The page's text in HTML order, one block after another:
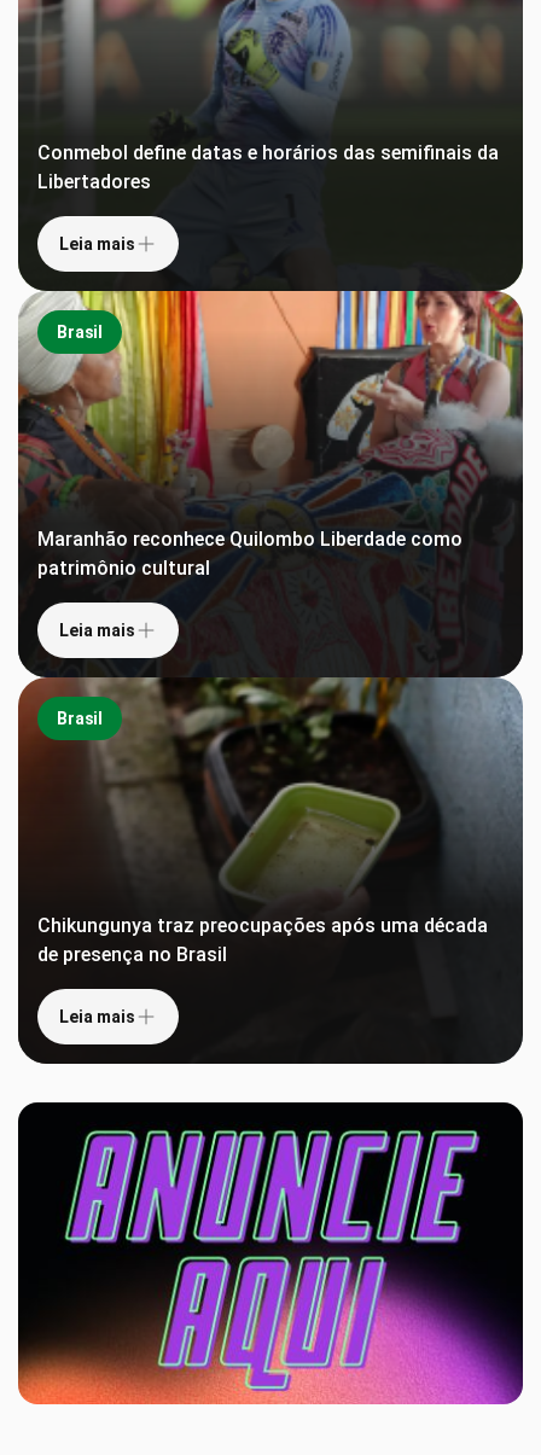
Conmebol define datas e horários das semifinais da
Libertadores
Leia mais
Brasil
Maranhão reconhece Quilombo Liberdade como
patrimônio cultural
Leia mais
Brasil
Chikungunya traz preocupações após uma década
de presença no Brasil
Leia mais